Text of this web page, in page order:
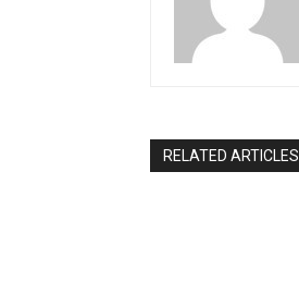
RELATED ARTICLES